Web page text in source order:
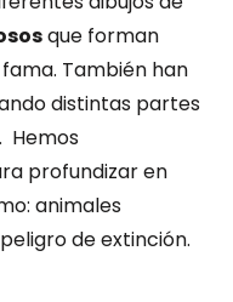
que forman
También han
distintas partes
Hemos
profundizar en
animales
de extinción.